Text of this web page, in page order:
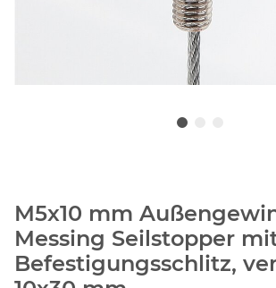
M5x10 mm
Messing Seilstopper
Befestigungsschlitz,